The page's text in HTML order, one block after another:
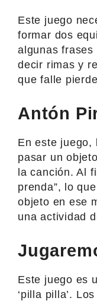
Este juego
formar dos
algunas frases
decir rimas y
que falle
Antón
En este juego,
pasar un
la canción. Al
prenda”, lo
objeto en ese
una actividad
Este juego es
‘pilla pilla’.